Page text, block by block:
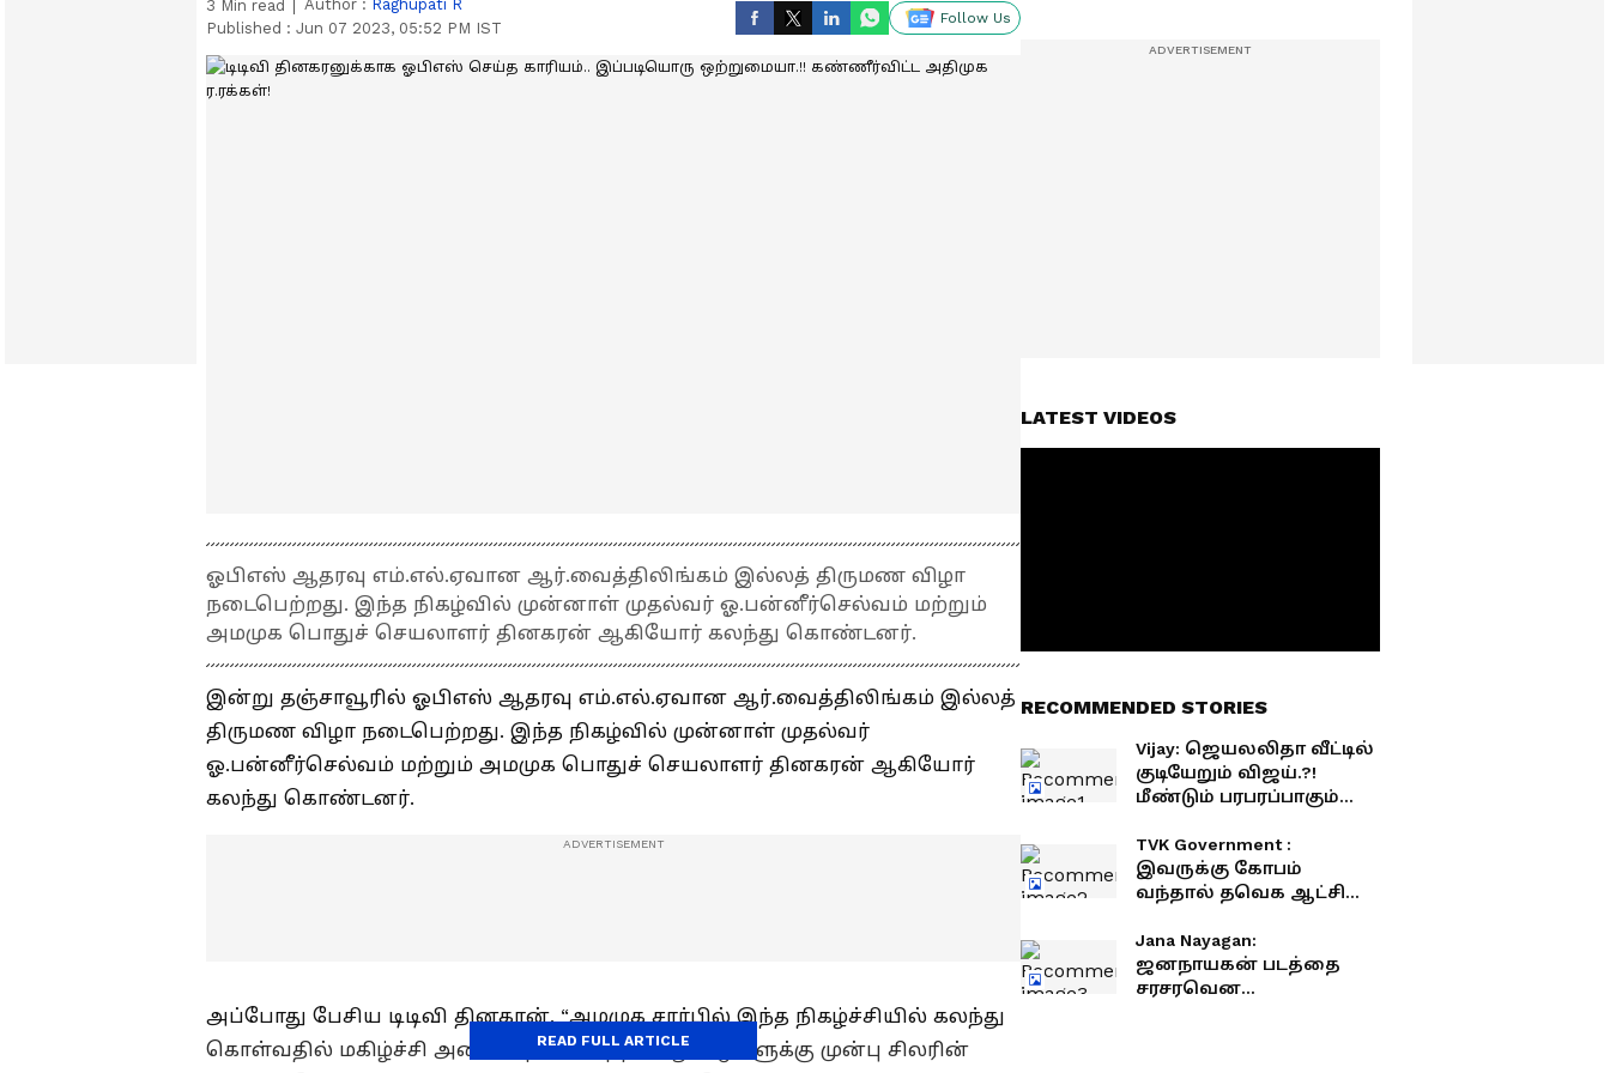
3 Min read Author : Raghupati R
Published : Jun 07 2023, 05:52 PM IST
Follow Us
ஓபிஎஸ் ஆதரவு எம்.எல்.ஏவான ஆர்.வைத்திலிங்கம் இல்லத் திருமண விழா
நடைபெற்றது. இந்த நிகழ்வில் முன்னாள் முதல்வர் ஓ.பன்னீர்செல்வம் மற்றும்
அமமுக பொதுச் செயலாளர் தினகரன் ஆகியோர் கலந்து கொண்டனர்.
இன்று தஞ்சாவூரில் ஓபிஎஸ் ஆதரவு எம்.எல்.ஏவான ஆர்.வைத்திலிங்கம் இல்லத்
திருமண விழா நடைபெற்றது. இந்த நிகழ்வில் முன்னாள் முதல்வர்
ஓ.பன்னீர்செல்வம் மற்றும் அமமுக பொதுச் செயலாளர் தினகரன் ஆகியோர்
கலந்து கொண்டனர்.
அப்போது பேசிய டிடிவி தினகரன், “அமமுக சார்பில் இந்த நிகழ்ச்சியில் கலந்து
கொள்வதில் மகிழ்ச்சி அடைகிறேன். கடந்த 6 ஆண்டுகளுக்கு முன்பு சிலரின்
READ FULL ARTICLE
LATEST VIDEOS
RECOMMENDED STORIES
Vijay: ஜெயலலிதா வீட்டில்
குடியேறும் விஜய்.?!
மீண்டும் பரபரப்பாகும்
TVK Government :
இவருக்கு கோபம்
வந்தால் தவெக ஆட்சி
தெரியுமா?
Jana Nayagan:
ஜனநாயகன் படத்தை
சரசரவென